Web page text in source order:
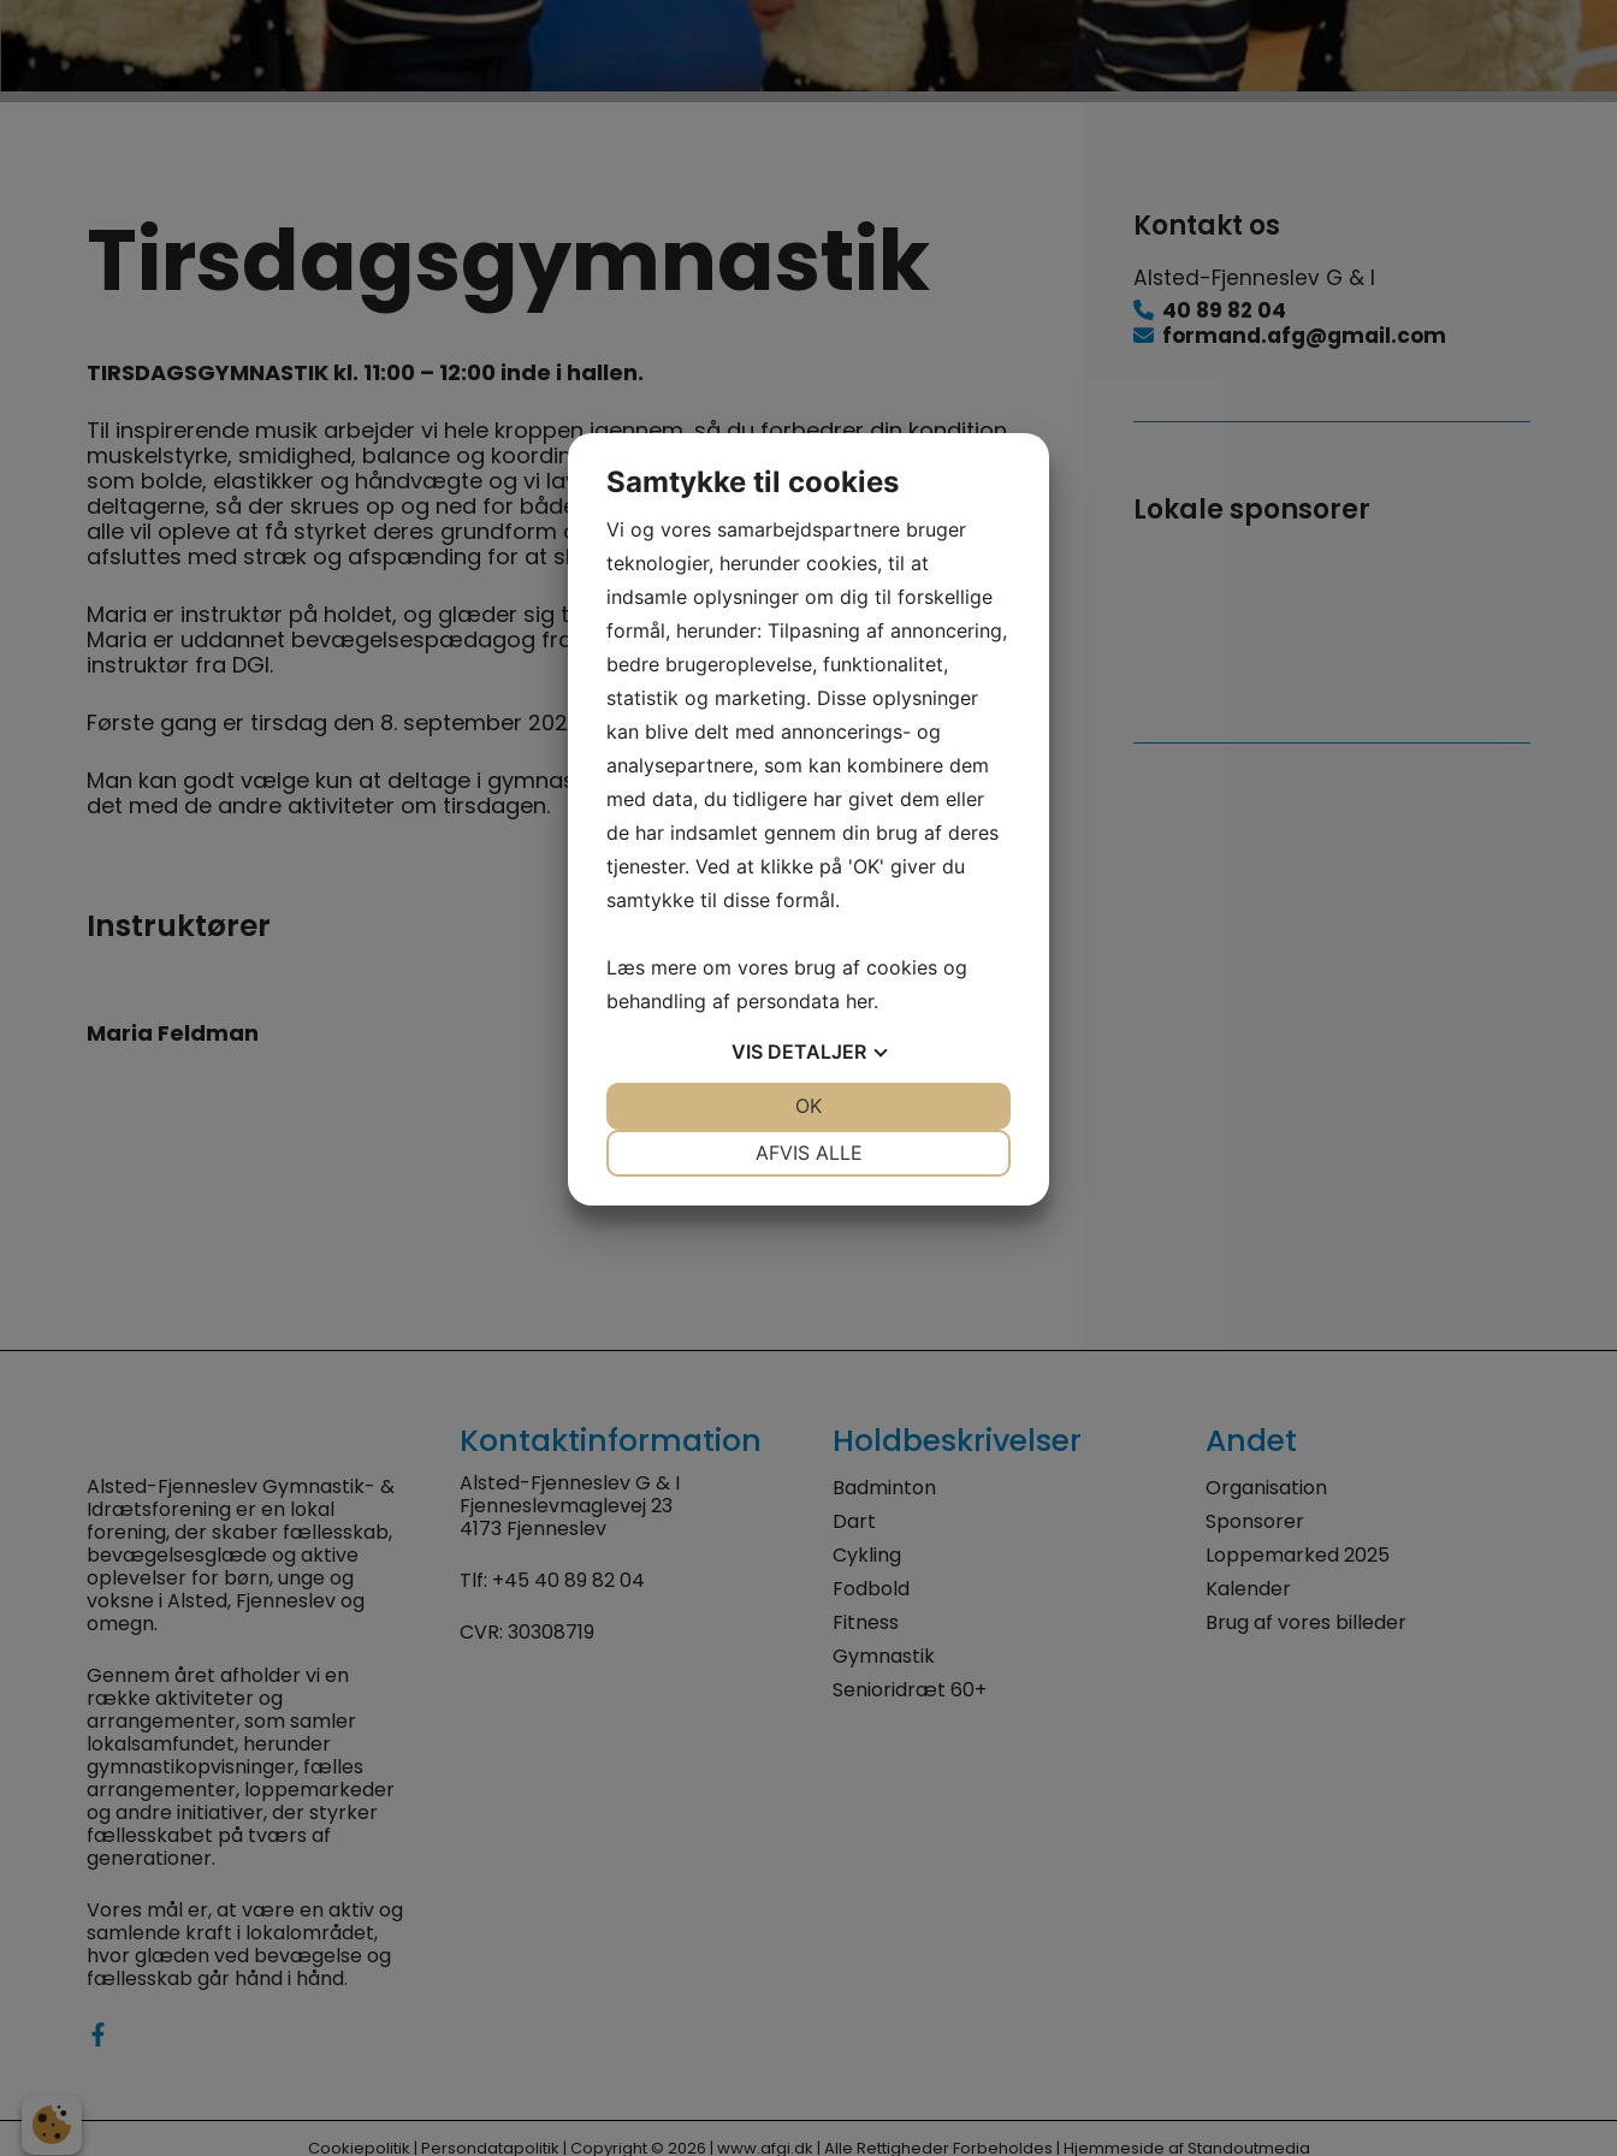
Tirsdagsgymnastik
TIRSDAGSGYMNASTIK kl. 11:00 – 12:00 inde i hallen.
Til inspirerende musik arbejder vi hele kroppen igennem, så du forbedrer din kondition,
muskelstyrke, smidighed, balance og koordination. Vi arbejder også med redskaber
som bolde, elastikker og håndvægte og vi laver øvelser på gulv. Lektionerne tilpasses
deltagerne, så der skrues op og ned for både tempo, udholdenhed og variation, og
alle vil opleve at få styrket deres grundform og bevægelsesglæde. Hver time
afsluttes med stræk og afspænding for at skabe balance i kroppen
Maria er instruktør på holdet, og glæder sig til at se både gamle og nye deltagere.
Maria er uddannet bevægelsespædagog fra Gotvedinstituttet og SMART training
instruktør fra DGI.
Første gang er tirsdag den 8. september 2026 og vi træner frem til den 27. april 2027.
Man kan godt vælge kun at deltage i gymnastikken, men man kan også kombinere
det med de andre aktiviteter om tirsdagen.
Instruktører
Maria Feldman
Kontakt os
Alsted-Fjenneslev G & I
40 89 82 04
formand.afg@gmail.com
Lokale sponsorer
Alsted-Fjenneslev Gymnastik- &
Idrætsforening er en lokal
forening, der skaber fællesskab,
bevægelsesglæde og aktive
oplevelser for børn, unge og
voksne i Alsted, Fjenneslev og
omegn.
Gennem året afholder vi en
række aktiviteter og
arrangementer, som samler
lokalsamfundet, herunder
gymnastikopvisninger, fælles
arrangementer, loppemarkeder
og andre initiativer, der styrker
fællesskabet på tværs af
generationer.
Vores mål er, at være en aktiv og
samlende kraft i lokalområdet,
hvor glæden ved bevægelse og
fællesskab går hånd i hånd.
Kontaktinformation
Alsted-Fjenneslev G & I
Fjenneslevmaglevej 23
4173 Fjenneslev
Tlf: +45 40 89 82 04
CVR: 30308719
Holdbeskrivelser
Badminton
Dart
Cykling
Fodbold
Fitness
Gymnastik
Senioridræt 60+
Andet
Organisation
Sponsorer
Loppemarked 2025
Kalender
Brug af vores billeder
Cookiepolitik | Persondatapolitik | Copyright © 2026 | www.afgi.dk | Alle Rettigheder Forbeholdes | Hjemmeside af Standoutmedia
Samtykke til cookies
Vi og vores samarbejdspartnere bruger
teknologier, herunder cookies, til at
indsamle oplysninger om dig til forskellige
formål, herunder: Tilpasning af annoncering,
bedre brugeroplevelse, funktionalitet,
statistik og marketing. Disse oplysninger
kan blive delt med annoncerings- og
analysepartnere, som kan kombinere dem
med data, du tidligere har givet dem eller
de har indsamlet gennem din brug af deres
tjenester. Ved at klikke på 'OK' giver du
samtykke til disse formål.
Læs mere om vores brug af cookies og
behandling af persondata her.
VIS DETALJER
AFVIS ALLE
OK